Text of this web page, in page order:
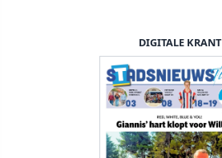
DIGITALE KRANT